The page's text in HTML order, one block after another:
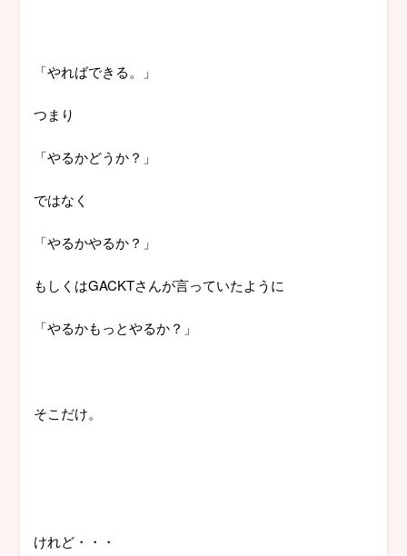
「やればできる。」
つまり
「やるかどうか？」
ではなく
「やるかやるか？」
もしくはGACKTさんが言っていたように
「やるかもっとやるか？」
そこだけ。
けれど・・・